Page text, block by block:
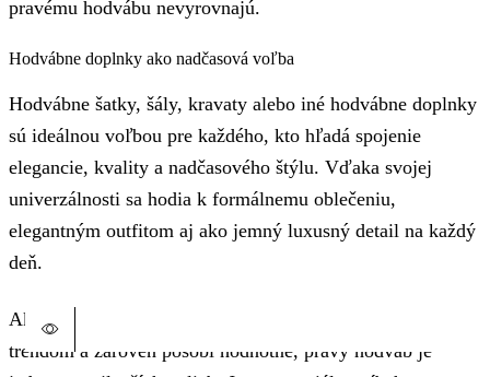
Tento produkt má viacero variantov. Možnosti si môžete vybrať
pravému hodvábu nevyrovnajú.
Hodvábne doplnky ako nadčasová voľba
Hodvábne šatky, šály, kravaty alebo iné hodvábne doplnky
sú ideálnou voľbou pre každého, kto hľadá spojenie
elegancie, kvality a nadčasového štýlu. Vďaka svojej
univerzálnosti sa hodia k formálnemu oblečeniu,
elegantným outfitom aj ako jemný luxusný detail na každý
deň.
Ak hľadáte doplnok, ktorý nepodlieha rýchlym módnym
trendom a zároveň pôsobí hodnotne, pravý hodváb je